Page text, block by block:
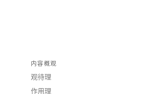
内容概观
观待理
作用理